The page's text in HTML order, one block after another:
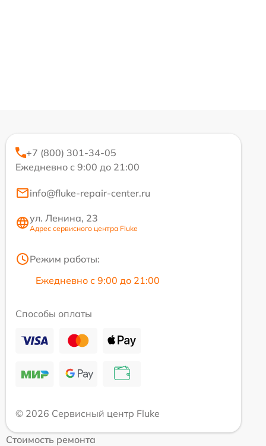
+7 (800) 301-34-05
Ежедневно с 9:00 до 21:00
info@fluke-repair-center.ru
ул. Ленина, 23
Адрес сервисного центра Fluke
Режим работы:
Ежедневно с 9:00 до 21:00
Способы оплаты
© 2026 Сервисный центр Fluke
Стоимость ремонта